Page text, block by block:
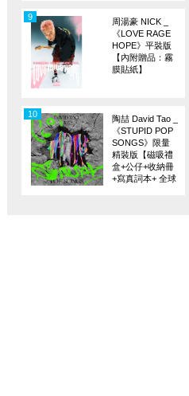
周湯豪 NICK _
《LOVE RAGE
HOPE》平裝版
【內附贈品：霧
膜貼紙】
9
陶喆 David Tao _
《STUPID POP
SONGS》限量
精裝版【磁吸禮
盒+公仔+收納冊
+寫真詞本+ 全球
10